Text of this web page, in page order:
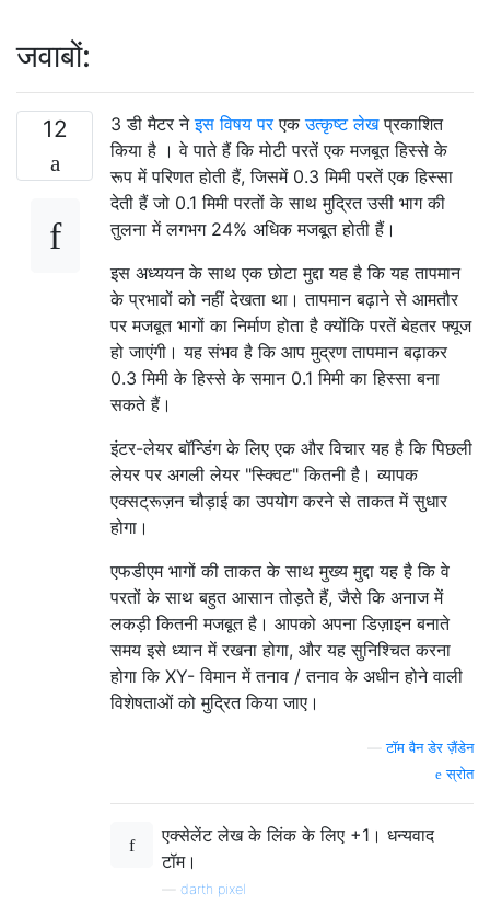
जवाबों:
12 3 डी मैटर नेइस विषय परएकउत्कृष्ट लेखप्रकाशित
किया है । वे पाते हैं कि मोटी परतें एक मजबूत हिस्से के
रूप में परिणत होती हैं, जिसमें 0.3 मिमी परतें एक हिस्सा
देती हैं जो 0.1 मिमी परतों के साथ मुद्रित उसी भाग की
तुलना में लगभग 24% अधिक मजबूत होती हैं।
इस अध्ययन के साथ एक छोटा मुद्दा यह है कि यह तापमान
के प्रभावों को नहीं देखता था। तापमान बढ़ाने से आमतौर
पर मजबूत भागों का निर्माण होता है क्योंकि परतें बेहतर फ्यूज
हो जाएंगी। यह संभव है कि आप मुद्रण तापमान बढ़ाकर
0.3 मिमी के हिस्से के समान 0.1 मिमी का हिस्सा बना
सकते हैं।
इंटर-लेयर बॉन्डिंग के लिए एक और विचार यह है कि पिछली
लेयर पर अगली लेयर "स्क्विट" कितनी है। व्यापक
एक्सट्रूज़न चौड़ाई का उपयोग करने से ताकत में सुधार
होगा।
एफडीएम भागों की ताकत के साथ मुख्य मुद्दा यह है कि वे
परतों के साथ बहुत आसान तोड़ते हैं, जैसे कि अनाज में
लकड़ी कितनी मजबूत है। आपको अपना डिज़ाइन बनाते
समय इसे ध्यान में रखना होगा, और यह सुनिश्चित करना
होगा कि XY- विमान में तनाव / तनाव के अधीन होने वाली
विशेषताओं को मुद्रित किया जाए।
—टॉम वैन डेर ज़ैंडेन
स्रोत
एक्सेलेंट लेख के लिंक के लिए +1। धन्यवाद
टॉम।
darth pixel